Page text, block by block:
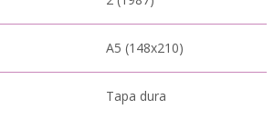
A5 (148x210)
Tapa dura